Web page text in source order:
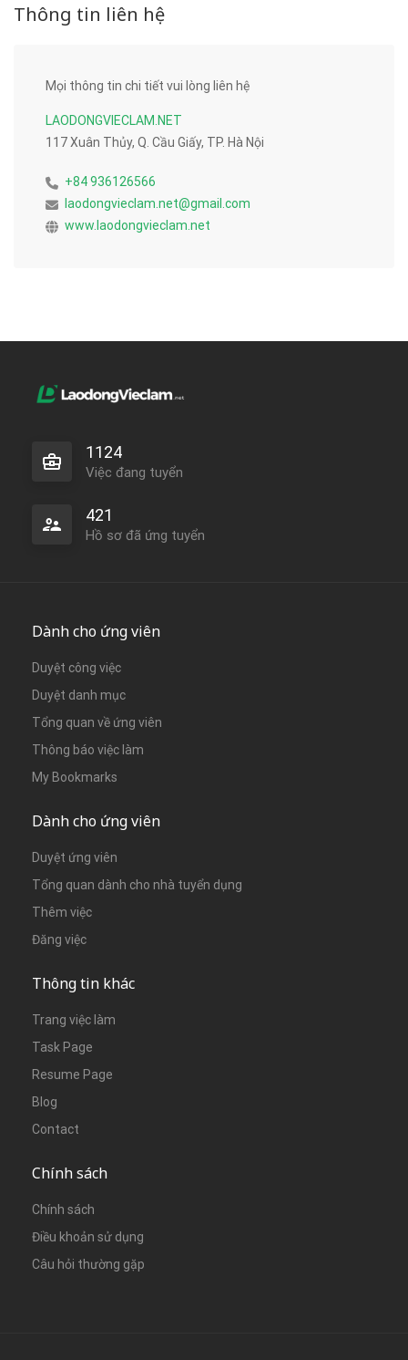
Thông tin liên hệ
Mọi thông tin chi tiết vui lòng liên hệ
LAODONGVIECLAM.NET
117 Xuân Thủy, Q. Cầu Giấy, TP. Hà Nội
+84 936126566
laodongvieclam.net@gmail.com
www.laodongvieclam.net
1124
Việc đang tuyển
421
Hồ sơ đã ứng tuyển
Dành cho ứng viên
Duyệt công việc
Duyệt danh mục
Tổng quan về ứng viên
Thông báo việc làm
My Bookmarks
Dành cho ứng viên
Duyệt ứng viên
Tổng quan dành cho nhà tuyển dụng
Thêm việc
Đăng việc
Thông tin khác
Trang việc làm
Task Page
Resume Page
Blog
Contact
Chính sách
Chính sách
Điều khoản sử dụng
Câu hỏi thường gặp